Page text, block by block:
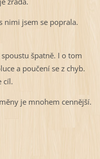
nimi jsem se poprala.
špatně. I o tom
a poučení se z chyb.
cíl.
je mnohem cennější.